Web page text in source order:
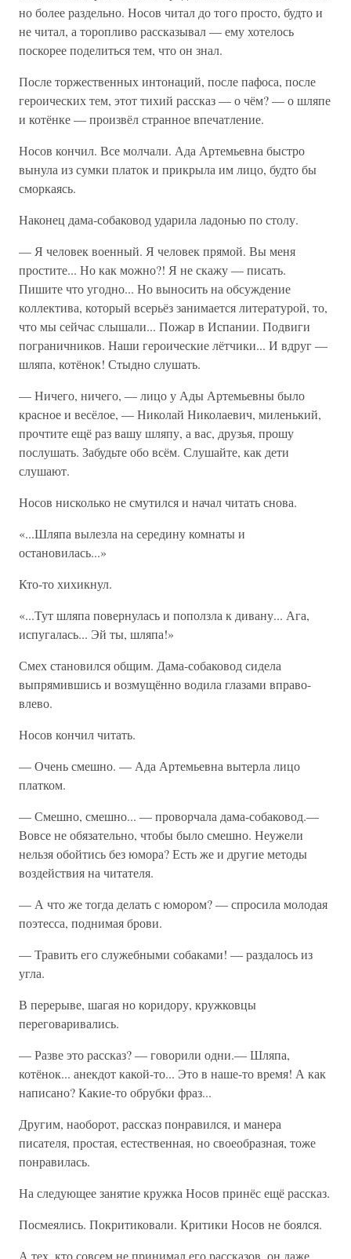
но более раздельно. Носов читал до того просто, будто и
не читал, а торопливо рассказывал — ему хотелось
поскорее поделиться тем, что он знал.
После торжественных интонаций, после пафоса, после
героических тем, этот тихий рассказ — о чём? — о шляпе
и котёнке — произвёл странное впечатление.
Носов кончил. Все молчали. Ада Артемьевна быстро
вынула из сумки платок и прикрыла им лицо, будто бы
сморкаясь.
Наконец дама-собаковод ударила ладонью по столу.
— Я человек военный. Я человек прямой. Вы меня
простите... Но как можно?! Я не скажу — писать.
Пишите что угодно... Но выносить на обсуждение
коллектива, который всерьёз занимается литературой, то,
что мы сейчас слышали... Пожар в Испании. Подвиги
пограничников. Наши героические лётчики... И вдруг —
шляпа, котёнок! Стыдно слушать.
— Ничего, ничего, — лицо у Ады Артемьевны было
красное и весёлое, — Николай Николаевич, миленький,
прочтите ещё раз вашу шляпу, а вас, друзья, прошу
послушать. Забудьте обо всём. Слушайте, как дети
слушают.
Носов нисколько не смутился и начал читать снова.
«...Шляпа вылезла на середину комнаты и
остановилась...»
Кто-то хихикнул.
«...Тут шляпа повернулась и поползла к дивану... Ага,
испугалась... Эй ты, шляпа!»
Смех становился общим. Дама-собаковод сидела
выпрямившись и возмущённо водила глазами вправо-
влево.
Носов кончил читать.
— Очень смешно. — Ада Артемьевна вытерла лицо
платком.
— Смешно, смешно... — проворчала дама-собаковод.—
Вовсе не обязательно, чтобы было смешно. Неужели
нельзя обойтись без юмора? Есть же и другие методы
воздействия на читателя.
— А что же тогда делать с юмором? — спросила молодая
поэтесса, поднимая брови.
— Травить его служебными собаками! — раздалось из
угла.
В перерыве, шагая но коридору, кружковцы
переговаривались.
— Разве это рассказ? — говорили одни.— Шляпа,
котёнок... анекдот какой-то... Это в наше-то время! А как
написано? Какие-то обрубки фраз...
Другим, наоборот, рассказ понравился, и манера
писателя, простая, естественная, но своеобразная, тоже
понравилась.
На следующее занятие кружка Носов принёс ещё рассказ.
Посмеялись. Покритиковали. Критики Носов не боялся.
А тех, кто совсем не принимал его рассказов, он даже